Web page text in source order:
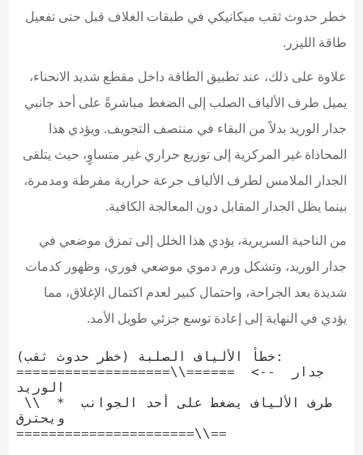
خطر حدوث ثقب ميكانيكي في طبقات الغلاف قبل حتى تفعيل
طاقة الليزر.
علاوة على ذلك، عند تطبيق الطاقة داخل مقطع شديد الانحناء،
يميل طرف الألياف الصلب إلى الضغط مباشرةً على أحد جانبي
جدار الوريد بدلاً من البقاء في منتصف التجويف. ويؤدي هذا
المحاذاة غير المركزية إلى توزيع حراري غير متساوٍ، حيث يتلقى
الجدار الملامس لطرف الألياف جرعة حرارية مفرطة ومدمرة،
بينما يظل الجدار المقابل دون المعالجة الكافية.
من الناحية السريرية، يؤدي هذا الخلل إلى تمزق موضعي في
جدار الوريد، وتشكل ورم دموي موضعي فوري، وظهور كدمات
شديدة بعد الجراحة، واحتمال كبير لعدم اكتمال الإغلاق، مما
يؤدي في النهاية إلى إعادة توسع جزئي طويل الأمد.
خطأ الألياف الصلبة (خطر حدوث ثقب):
===================\\======  <-- جدار
الوريد
ويحترق
======================\\==